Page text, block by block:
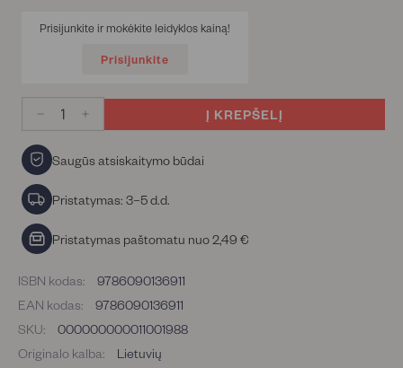
Prisijunkite ir mokėkite leidyklos kainą!
Prisijunkite
− +
Į KREPŠELĮ
Saugūs atsiskaitymo būdai
Pristatymas: 3–5 d.d.
Pristatymas paštomatu nuo 2,49 €
ISBN kodas:
9786090136911
EAN kodas:
9786090136911
SKU:
000000000011001988
Originalo kalba:
Lietuvių